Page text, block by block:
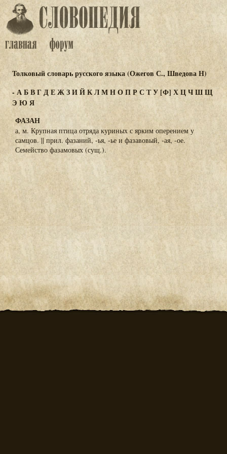
Толковый словарь русского языка (Ожегов С., Шведова Н)
-АБВГДЕЖЗИЙКЛМНОПР СТУ [Ф] ХЦЧШЩ
Э Ю Я
ФАЗАН
а, м. Крупная птица отряда куриных с ярким оперением у
самцов. || прил. фазаний, -ья, -ье и фазавовый, -ая, -ое.
Семейство фазамовых (сущ.).